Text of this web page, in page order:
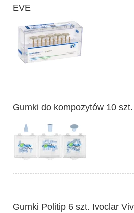
EVE
Gumki do kompozytów 10
Gumki Politip 6 szt. Ivoclar